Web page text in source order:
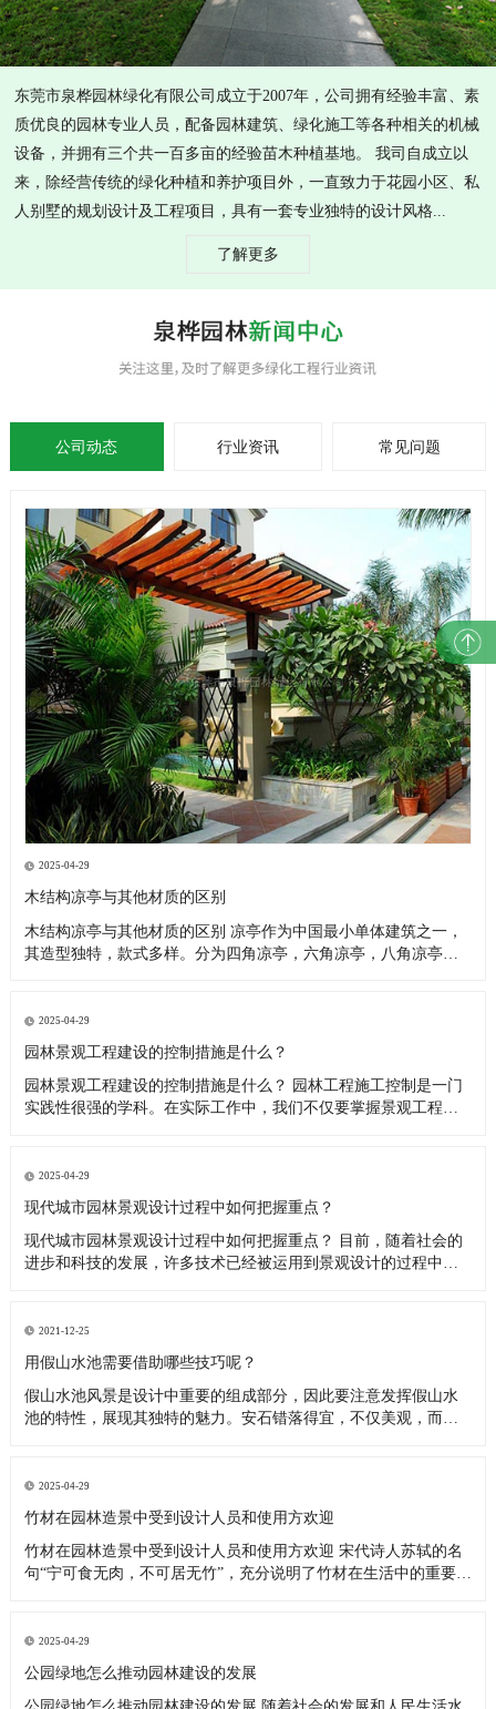
东莞市泉桦园林绿化有限公司成立于2007年，公司拥有经验丰富、素
质优良的园林专业人员，配备园林建筑、绿化施工等各种相关的机械
设备，并拥有三个共一百多亩的经验苗木种植基地。 我司自成立以
来，除经营传统的绿化种植和养护项目外，一直致力于花园小区、私
人别墅的规划设计及工程项目，具有一套专业独特的设计风格...
了解更多
公司动态 行业资讯 常见问题
2025-04-29
木结构凉亭与其他材质的区别
木结构凉亭与其他材质的区别 凉亭作为中国最小单体建筑之一，
其造型独特，款式多样。分为四角凉亭，六角凉亭，八角凉亭，
着科技的发展，混凝土凉亭·铝合金凉亭·塑木凉亭也逐渐出现在人
们视线
2025-04-29
园林景观工程建设的控制措施是什么？
园林景观工程建设的控制措施是什么？ 园林工程施工控制是一门
实践性很强的学科。在实际工作中，我们不仅要掌握景观工程的
造一个经济、实用、美观的园林工程。所谓“三项控制”，是指园林
绿化工程的
2025-04-29
现代城市园林景观设计过程中如何把握重点？
现代城市园林景观设计过程中如何把握重点？ 目前，随着社会的
进步和科技的发展，许多技术已经被运用到景观设计的过程中。
展。那么现代城市园林景观工程过程中的关键点是什么呢？ 园林
景观工程 一、
2021-12-25
用假山水池需要借助哪些技巧呢？
假山水池风景是设计中重要的组成部分，因此要注意发挥假山水
池的特性，展现其独特的魅力。安石错落得宜，不仅美观，而且
植花木，以增加生气和弥补没有水池的缺点，还要注意花木的大
小、高低宜有层次，
2025-04-29
竹材在园林造景中受到设计人员和使用方欢迎
竹材在园林造景中受到设计人员和使用方欢迎 宋代诗人苏轼的名
句“宁可食无肉，不可居无竹”，充分说明了竹材在生活中的重要地
优越的实用性，受到设计人员和使用方的欢迎。 “上海世博会上，
印度、越
2025-04-29
公园绿地怎么推动园林建设的发展